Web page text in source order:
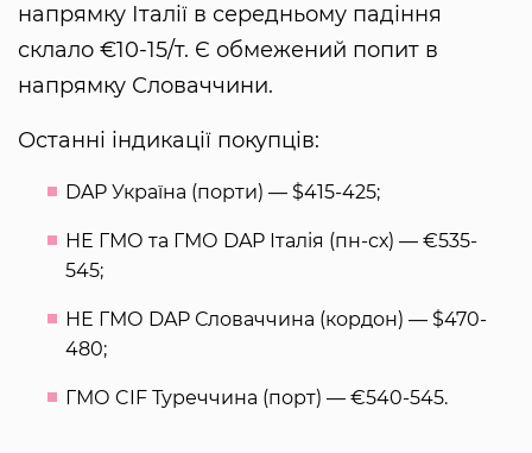
напрямку Італії в середньому падіння
склало €10-15/т. Є обмежений попит в
напрямку Словаччини.
Останні індикації покупців:
DAP Україна (порти) — $415-425;
НЕ ГМО та ГМО DAP Італія (пн-сх) — €535-
545;
НЕ ГМО DAP Словаччина (кордон) — $470-
480;
ГМО CIF Туреччина (порт) — €540-545.